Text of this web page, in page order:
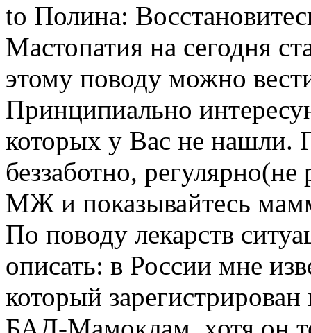
to Полина:
Мастопатия на сегодня
этому поводу можно
Принципиально
которых у Вас не нашли.
беззаботно,
МЖ и показывайтесь
По поводу лекарств
описать: в России мне
который